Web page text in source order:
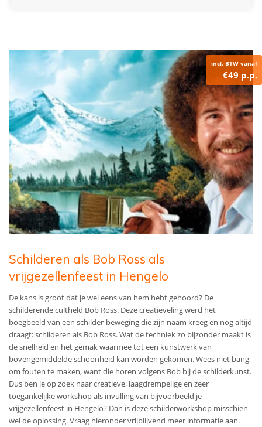
incl. BTW vanaf
€49 p.p.
Schilderen als Bob Ross als
vrijgezellenfeest in Hengelo
De kans is groot dat je wel eens van hem hebt gehoord? De
schilderende cultheld Bob Ross. Deze creatieveling werd het
boegbeeld van een schilder-beweging die zijn naam kreeg en nog altijd
draagt: schilderen als Bob Ross. Wat de techniek zo bijzonder maakt is
de snelheid en het gemak waarmee tot een kunstwerk van
bovengemiddelde schoonheid kan worden gekomen. Wees niet bang
om fouten te maken, want die horen volgens Bob bij de schilderkunst.
Dus ben je op zoek naar creatieve, laagdrempelige en zeer
toegankelijke workshop als invulling van bijvoorbeeld je
vrijgezellenfeest in Hengelo? Dan is deze schilderworkshop misschien
wel de oplossing. Vraag hieronder vrijblijvend meer informatie aan.